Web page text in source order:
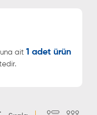
ait 1 adet ürün